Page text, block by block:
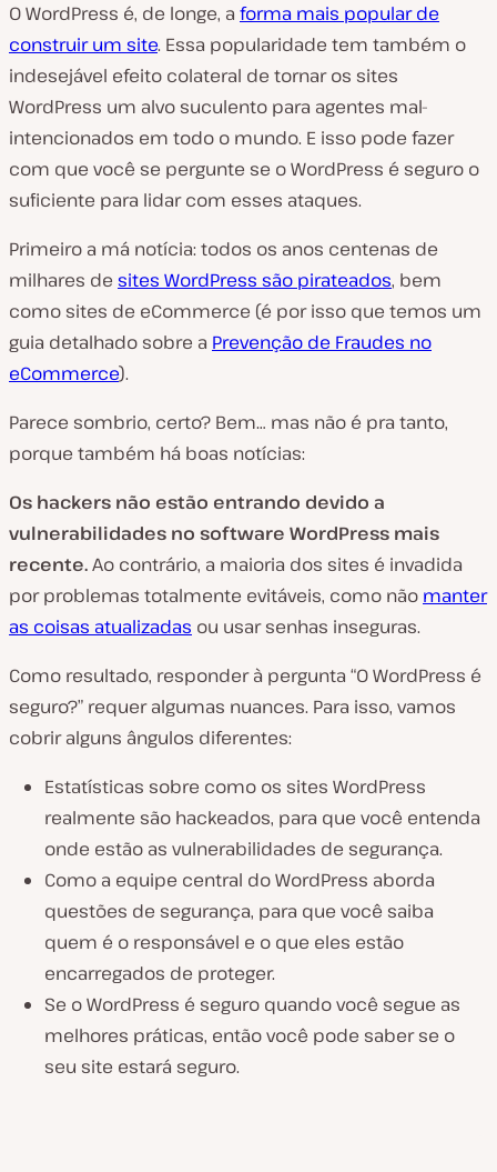
O WordPress é, de longe, a forma mais popular de
construir um site. Essa popularidade tem também o
indesejável efeito colateral de tornar os sites
WordPress um alvo suculento para agentes mal-
intencionados em todo o mundo. E isso pode fazer
com que você se pergunte se o WordPress é seguro o
suficiente para lidar com esses ataques.
Primeiro a má notícia: todos os anos centenas de
milhares de sites WordPress são pirateados, bem
como sites de eCommerce (é por isso que temos um
guia detalhado sobre a Prevenção de Fraudes no
eCommerce).
Parece sombrio, certo? Bem… mas não é pra tanto,
porque também há boas notícias:
Os hackers não estão entrando devido a
vulnerabilidades no software WordPress mais
recente.Ao contrário, a maioria dos sites é invadida
por problemas totalmente evitáveis, como não manter
as coisas atualizadas ou usar senhas inseguras.
Como resultado, responder à pergunta “O WordPress é
seguro?” requer algumas nuances. Para isso, vamos
cobrir alguns ângulos diferentes:
Estatísticas sobre como os sites WordPress
realmente são hackeados, para que você entenda
onde estão as vulnerabilidades de segurança.
Como a equipe central do WordPress aborda
questões de segurança, para que você saiba
quem é o responsável e o que eles estão
encarregados de proteger.
Se o WordPress é seguro quando você segue as
melhores práticas, então você pode saber se o
seu site estará seguro.